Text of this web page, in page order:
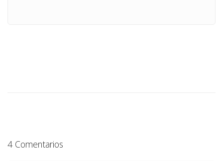
4 Comentarios